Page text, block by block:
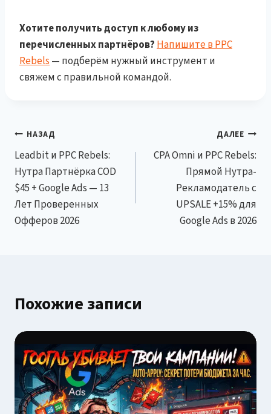
Хотите получить доступ к любому из
перечисленных партнёров? Напишите в PPC
Rebels — подберём нужный инструмент и
свяжем с правильной командой.
Навигация
по
записям
НАЗАД
Leadbit и PPC Rebels:
Нутра Партнёрка COD
$45 + Google Ads — 13
Лет Проверенных
Офферов 2026
ДАЛЕЕ
CPA Omni и PPC Rebels:
Прямой Нутра-
Рекламодатель с
UPSALE +15% для
Google Ads в 2026
Похожие записи